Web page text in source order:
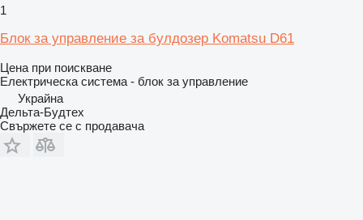
1
Блок за управление за булдозер Komatsu D61
Цена при поискване
Електрическа система - блок за управление
Украйна
Дельта-Будтех
Свържете се с продавача